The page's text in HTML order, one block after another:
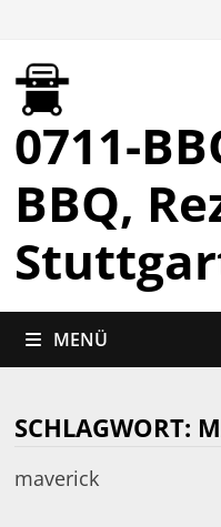
Inhalt
0711-
BBQ,
MENÜ
SCHLAGWORT:
maverick